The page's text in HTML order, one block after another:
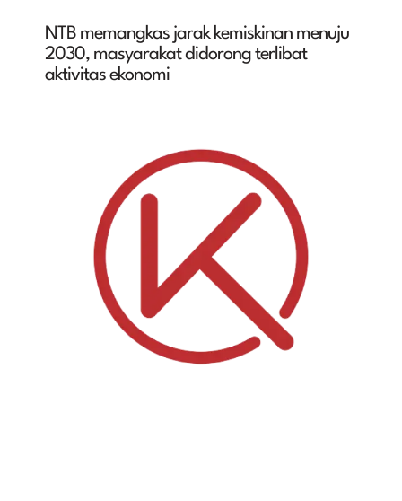
NTB memangkas jarak kemiskinan menuju
2030, masyarakat didorong terlibat
aktivitas ekonomi